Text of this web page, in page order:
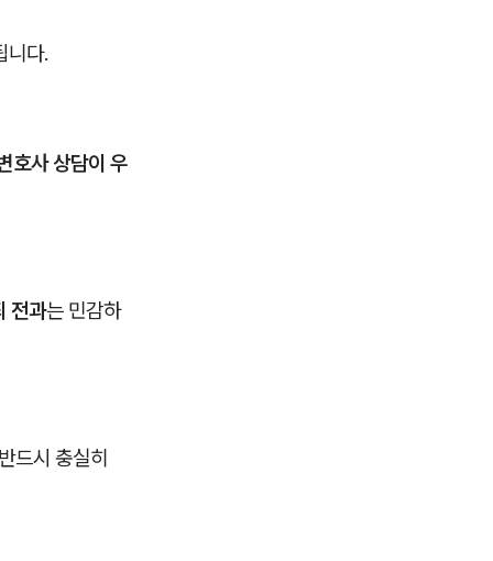
니다.
호사 상담이 우
전과는 민감하
반드시 충실히